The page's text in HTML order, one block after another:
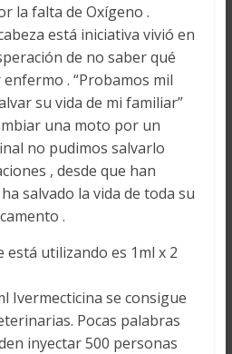
la falta de Oxígeno .
está iniciativa vivió en
de no saber qué
. “Probamos mil
su vida de mi familiar”
una moto por un
no pudimos salvarlo
, desde que han
salvado la vida de toda su
.
está utilizando es 1ml x 2
Ivermecticina se consigue
Pocas palabras
inyectar 500 personas